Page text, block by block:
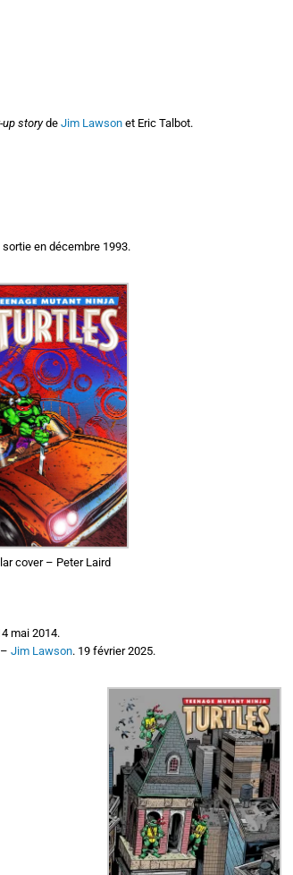
up storyde Jim Lawson et Eric Talbot.
en décembre 1993.
cover – Peter Laird
mai 2014.
– Jim Lawson. 19 février 2025.